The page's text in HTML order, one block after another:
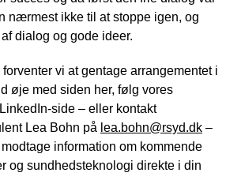
nærmest ikke til at stoppe igen, og
dialog og gode ideer.
vi at gentage arrangementet i
øje med siden her, følg vores
side – eller kontakt
Lea Bohn på lea.bohn@rsyd.dk –
information om kommende
og sundhedsteknologi direkte i din